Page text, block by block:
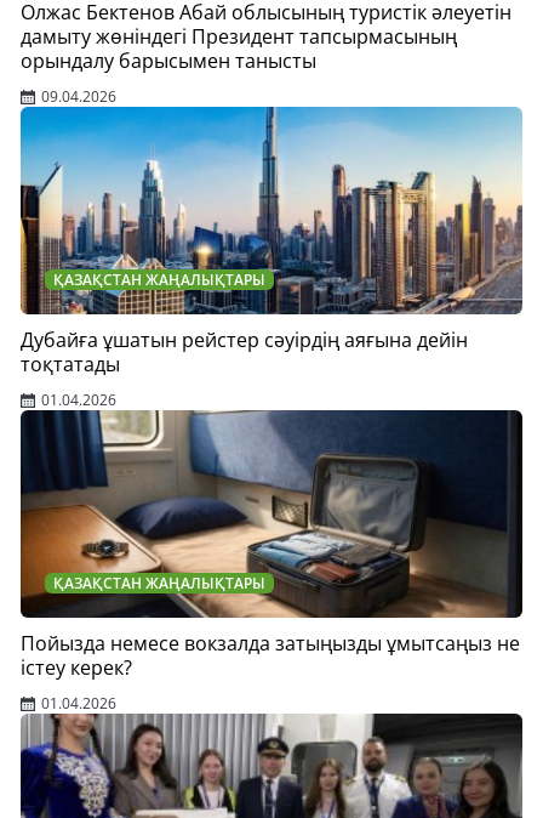
Олжас Бектенов Абай облысының туристік әлеуетін
дамыту жөніндегі Президент тапсырмасының
орындалу барысымен танысты
09.04.2026
ҚАЗАҚСТАН ЖАҢАЛЫҚТАРЫ
Дубайға ұшатын рейстер сәуірдің аяғына дейін
тоқтатады
01.04.2026
ҚАЗАҚСТАН ЖАҢАЛЫҚТАРЫ
Пойызда немесе вокзалда затыңызды ұмытсаңыз не
істеу керек?
01.04.2026